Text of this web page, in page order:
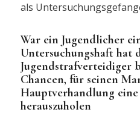
als
War ein Jugendlicher
Untersuchungshaft hat
Jugendstrafverteidiger
Chancen, für seinen
Hauptverhandlung
herauszuholen